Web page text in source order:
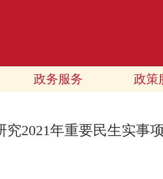
政务服务 政策
2021年重要民生实事